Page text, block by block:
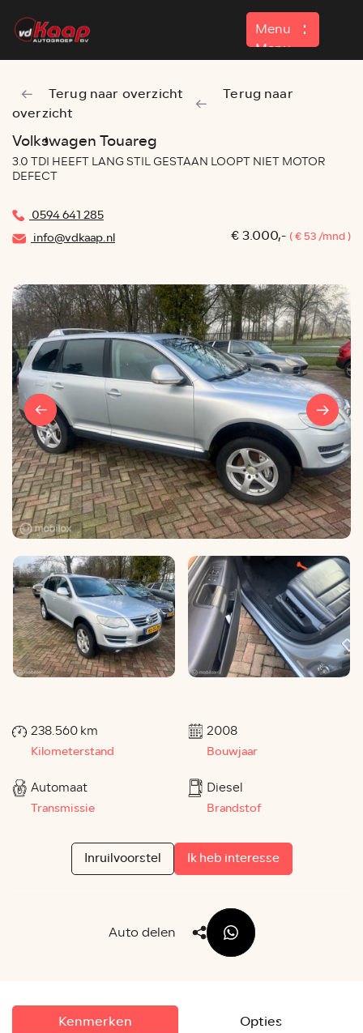
Menu
Menu
Home
Aanbod
Contact
Terug naar overzicht
Terug naar
overzicht
Volkswagen Touareg
3.0 TDI HEEFT LANG STIL GESTAAN LOOPT NIET MOTOR
DEFECT
0594 641 285
info@vdkaap.nl
€ 3.000,- ( € 53 /mnd )
238.560 km
Kilometerstand
2008
Bouwjaar
Automaat
Transmissie
Diesel
Brandstof
Inruilvoorstel Ik heb interesse
Auto delen
Kenmerken
Opties